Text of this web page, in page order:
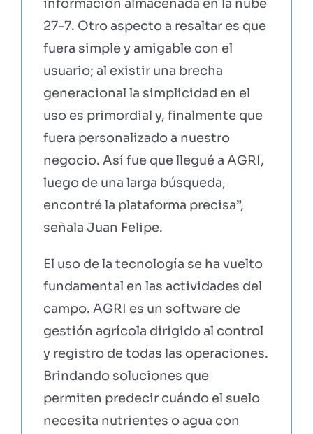
información almacenada en la nube
27-7. Otro aspecto a resaltar es que
fuera simple y amigable con el
usuario; al existir una brecha
generacional la simplicidad en el
uso es primordial y, finalmente que
fuera personalizado a nuestro
negocio. Así fue que llegué a AGRI,
luego de una larga búsqueda,
encontré la plataforma precisa”,
señala Juan Felipe.
El uso de la tecnología se ha vuelto
fundamental en las actividades del
campo. AGRI es un software de
gestión agrícola dirigido al control
y registro de todas las operaciones.
Brindando soluciones que
permiten predecir cuándo el suelo
necesita nutrientes o agua con